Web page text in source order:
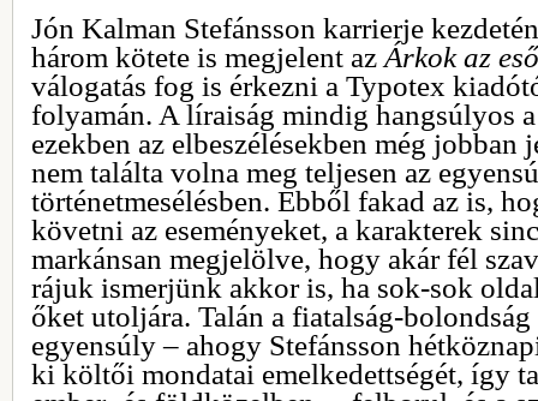
Jón Kalman Stefánsson karrierje
három kötete is megjelent az Árkok az
válogatás fog is érkezni a Typotex
folyamán. A líraiság mindig hangsúlyos
ezekben az elbeszélésekben még jobban
nem találta volna meg teljesen az
történetmesélésben. Ebből fakad az is,
követni az eseményeket, a karakterek
markánsan megjelölve, hogy akár fél
rájuk ismerjünk akkor is, ha sok-sok
őket utoljára. Talán a fiatalság-
egyensúly – ahogy Stefánsson
ki költői mondatai emelkedettségét, így